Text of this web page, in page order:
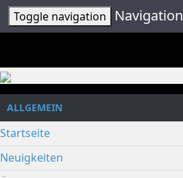
Toggle navigation Navigation
ALLGEMEIN
Startseite
Neuigkeiten